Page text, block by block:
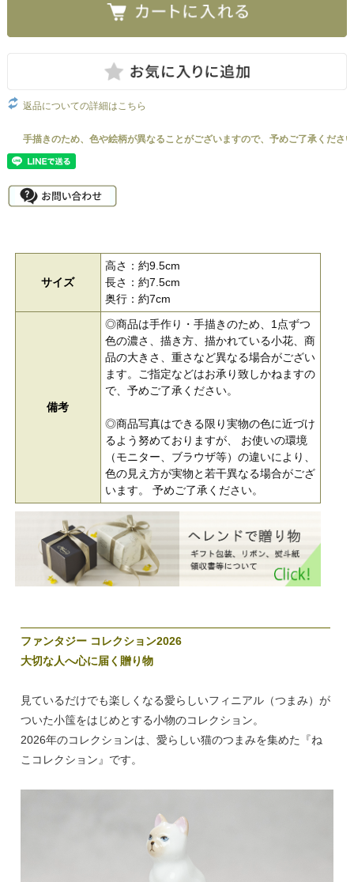
返品についての詳細はこちら
サイズ
高さ：約9.5cm
長さ：約7.5cm
奥行：約7cm
備考
◎商品は手作り・手描きのため、1点ずつ
色の濃さ、描き方、描かれている小花、商
品の大きさ、重さなど異なる場合がござい
ます。ご指定などはお承り致しかねますの
で、予めご了承ください。
◎商品写真はできる限り実物の色に近づけ
るよう努めておりますが、 お使いの環境
（モニター、ブラウザ等）の違いにより、
色の見え方が実物と若干異なる場合がござ
います。 予めご了承ください。
ファンタジー コレクション2026
大切な人へ心に届く贈り物
見ているだけでも楽しくなる愛らしいフィニアル（つまみ）が
ついた小筺をはじめとする小物のコレクション。
2026年のコレクションは、愛らしい猫のつまみを集めた『ね
こコレクション』です。